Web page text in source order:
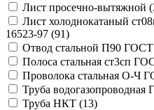
Лист просечно-вытяжной (
Лист холоднокатаный
16523-97 (91)
Отвод стальной П90 ГОСТ
Полоса стальная ст3сп
Проволока стальная О-Ч
Труба
Труба НКТ (13)